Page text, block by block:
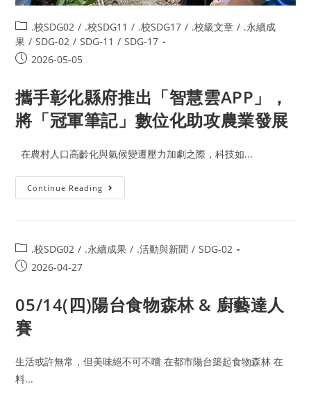
.校SDG02 / .校SDG11 / .校SDG17 / .校級文章 / .永續成
果 / SDG-02 / SDG-11 / SDG-17
2026-05-05
攜手彰化縣府推出「智慧雲APP」，
將「冠軍筆記」數位化助攻農業發展
在農村人口高齡化與氣候變遷壓力加劇之際，科技如...
Continue Reading
.校SDG02 / .永續成果 / .活動與新聞 / SDG-02
2026-04-27
05/14(四)陽台食物森林 & 廚藝達人
賽
生活或許無常，但美味絕不可不嚐 在都市陽台築起食物森林 在
料...